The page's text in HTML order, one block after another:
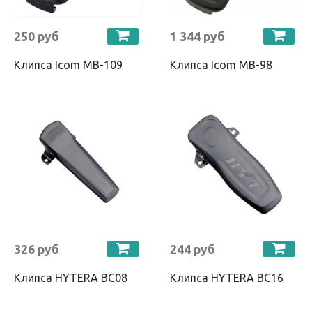
250 руб
Клипса Icom MB-109
1 344 руб
Клипса Icom MB-98
326 руб
Клипса HYTERA BC08
244 руб
Клипса HYTERA BC16